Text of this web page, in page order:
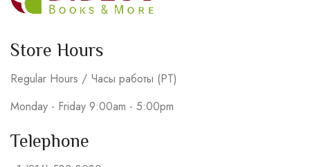
Store Hours
Regular Hours / Часы работы (PT)
Monday - Friday 9:00am - 5:00pm
Telephone